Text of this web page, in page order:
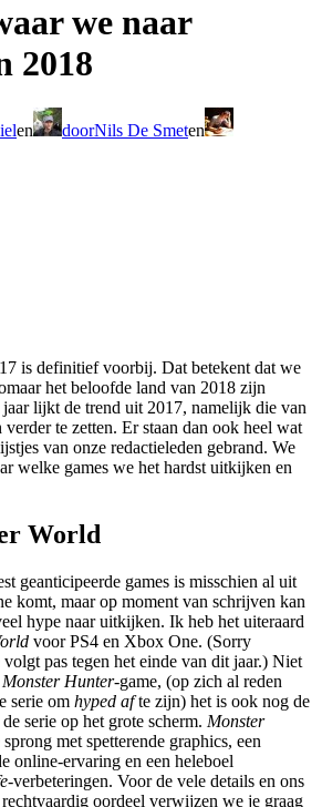
we naar
2018
en doorNils De Smeten
is definitief voorbij. Dat betekent dat we
het beloofde land van 2018 zijn
lijkt de trend uit 2017, namelijk die van
verder te zetten. Er staan dan ook heel wat
van onze redactieleden gebrand. We
welke games we het hardst uitkijken en
World
geanticipeerde games is misschien al uit
komt, maar op moment van schrijven kan
hype naar uitkijken. Ik heb het uiteraard
voor PS4 en Xbox One. (Sorry
pas tegen het einde van dit jaar.) Niet
Monster Hunter-game, (op zich al reden
serie om hyped afte zijn) het is ook nog de
serie op het grote scherm. Monster
met spetterende graphics, een
online-ervaring en een heleboel
-verbeteringen. Voor de vele details en ons
oordeel verwijzen we je graag